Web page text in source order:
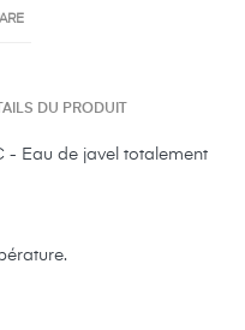
DU PRODUIT
- Eau de javel totalement